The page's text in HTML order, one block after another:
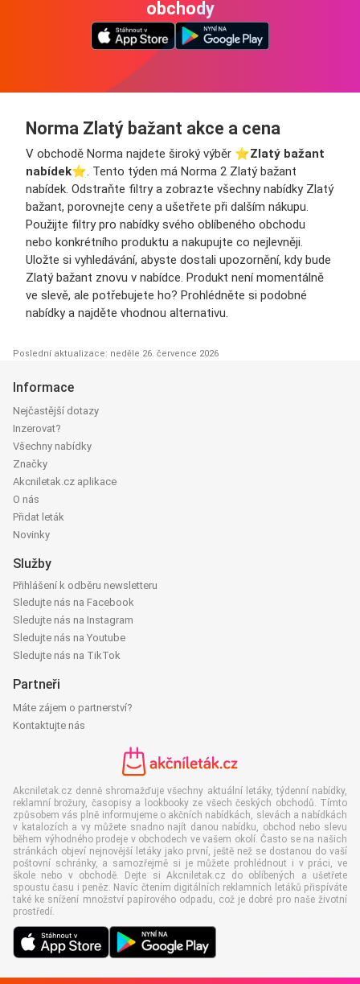
obchody
Norma Zlatý bažant akce a cena
V obchodě Norma najdete široký výběr ⭐️Zlatý bažant
nabídek⭐️. Tento týden má Norma 2 Zlatý bažant
nabídek. Odstraňte filtry a zobrazte všechny nabídky Zlatý
bažant, porovnejte ceny a ušetřete při dalším nákupu.
Použijte filtry pro nabídky svého oblíbeného obchodu
nebo konkrétního produktu a nakupujte co nejlevněji.
Uložte si vyhledávání, abyste dostali upozornění, kdy bude
Zlatý bažant znovu v nabídce. Produkt není momentálně
ve slevě, ale potřebujete ho? Prohlédněte si podobné
nabídky a najděte vhodnou alternativu.
Poslední aktualizace: neděle 26. července 2026
Informace
Nejčastější dotazy
Inzerovat?
Všechny nabídky
Značky
Akcniletak.cz aplikace
O nás
Přidat leták
Novinky
Služby
Přihlášení k odběru newsletteru
Sledujte nás na Facebook
Sledujte nás na Instagram
Sledujte nás na Youtube
Sledujte nás na TikTok
Partneři
Máte zájem o partnerství?
Kontaktujte nás
Akcniletak.cz denně shromažďuje všechny aktuální letáky, týdenní nabídky,
reklamní brožury, časopisy a lookbooky ze všech českých obchodů. Tímto
způsobem vás plně informujeme o akčních nabídkách, slevách a nabídkách
v katalozích a vy můžete snadno najít danou nabídku, obchod nebo slevu
během výhodného prodeje v obchodech ve vašem okolí. Často se na našich
stránkách objeví nejnovější letáky jako první, ještě než se dostanou do vaší
poštovní schránky, a samozřejmě si je můžete prohlédnout i v práci, ve
škole nebo v obchodě. Dejte si Akcniletak.cz do oblíbených a ušetřete
spoustu času i peněz. Navíc čtením digitálních reklamních letáků přispíváte
také ke snížení množství papírového odpadu, což je dobré pro naše životní
prostředí.